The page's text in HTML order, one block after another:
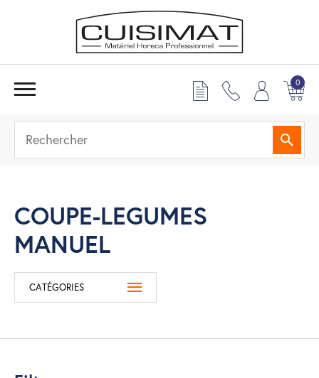
0
COUPE-LEGUMES
MANUEL
CATÉGORIES